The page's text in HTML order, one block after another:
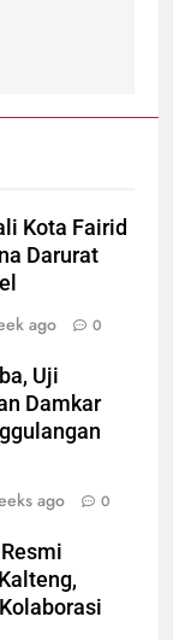
Kota Fairid
Darurat
ago 0
Uji
Damkar
ago 0